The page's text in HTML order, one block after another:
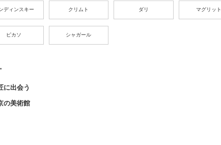
ディンスキー クリムト ダリ マグリット
ピカソ シャガール
に出会う
の美術館